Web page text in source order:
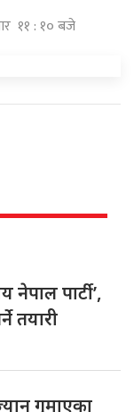
११ : १० बजे
नेपाल पार्टी’,
तयारी
गुमाएका